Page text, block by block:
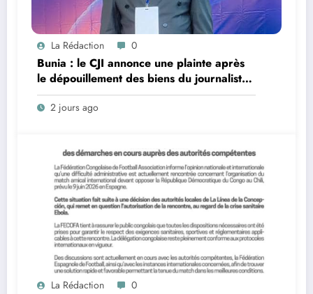
La Rédaction 0
Bunia : le CJI annonce une plainte après
le dépouillement des biens du journaliste
Emma Sage Mukadi par des patrouilleurs
2 jours ago
La Rédaction 0